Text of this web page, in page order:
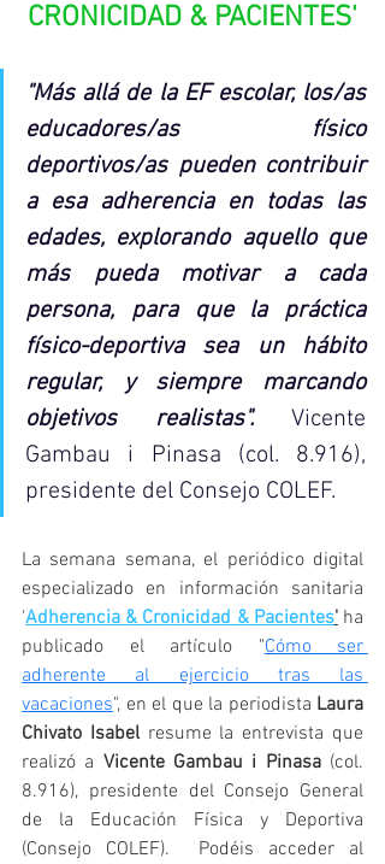
CRONICIDAD & PACIENTES'
"Más allá de la EF escolar, los/as
educadores/as físico
deportivos/as pueden contribuir
a esa adherencia en todas las
edades, explorando aquello que
más pueda motivar a cada
persona, para que la práctica
físico-deportiva sea un hábito
regular, y siempre marcando
objetivos realistas".
Vicente
Gambau i Pinasa (col. 8.916),
presidente del Consejo COLEF.
La semana semana, el periódico digital
especializado en información sanitaria
'Adherencia & Cronicidad & Pacientes' ha
publicado el artículo "Cómo ser
adherente al ejercicio tras las
vacaciones", en el que la periodista Laura
Chivato Isabel resume la entrevista que
realizó a Vicente Gambau i Pinasa (col.
8.916), presidente del Consejo General
de la Educación Física y Deportiva
(Consejo COLEF).  Podéis acceder al